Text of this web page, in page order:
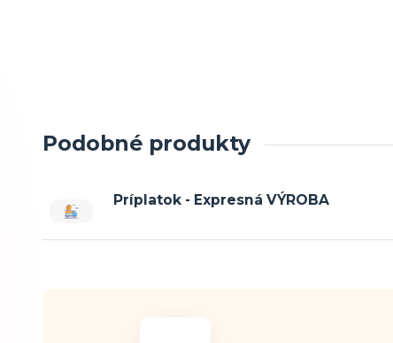
Podobné produkty
Príplatok - Expresná VÝROBA